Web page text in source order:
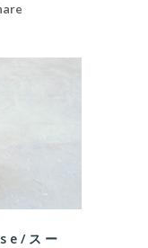
スー